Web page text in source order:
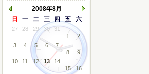
2008年8月
日
一 二 三 四 五 六
27 28 29 30
31
1
2
3
4 5 6
7
8
9
10
11 12 13
14
15
16